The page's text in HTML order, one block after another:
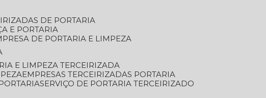
DE PORTARIA
E PORTARIA
DE PORTARIA E LIMPEZA
E LIMPEZA TERCEIRIZADA
EMPRESAS TERCEIRIZADAS PORTARIA
SERVIÇO DE PORTARIA TERCEIRIZADO